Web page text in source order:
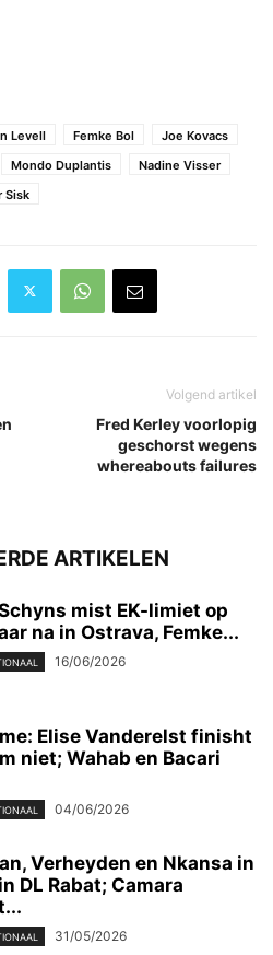
Levell Femke Bol
Joe Kovacs
Mondo Duplantis
Nadine Visser
Sisk
Volgend artikel
Fred Kerley voorlopig
geschorst wegens
whereabouts failures
ARTIKELEN
mist EK-limiet op
na in Ostrava, Femke...
16/06/2026
Elise Vanderelst finisht
niet; Wahab en Bacari
04/06/2026
Verheyden en Nkansa in
DL Rabat; Camara
31/05/2026